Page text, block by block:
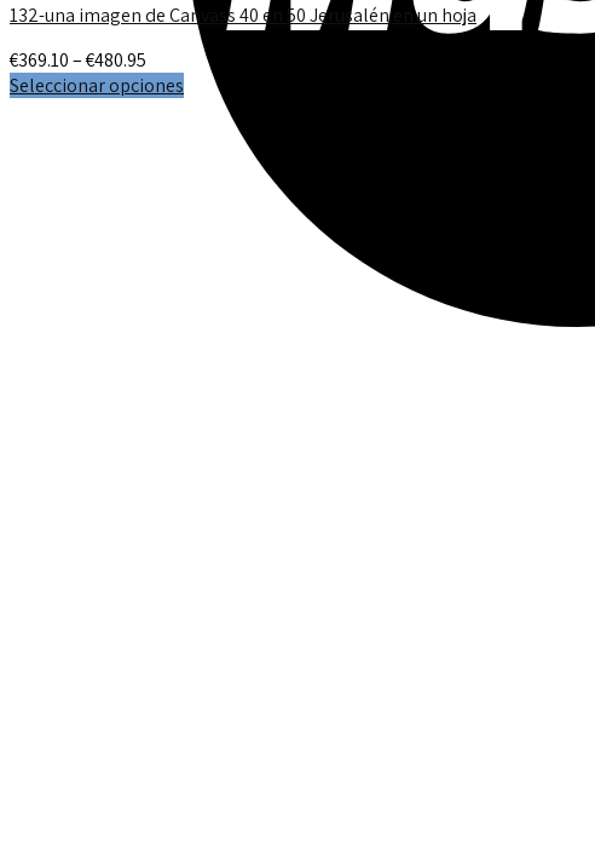
132-una imagen de Canvass 40 en 50 Jerusalén en un hoja
€369.10–€480.95
Seleccionar opciones